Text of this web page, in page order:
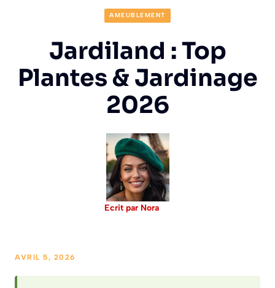
AMEUBLEMENT
Jardiland : Top
Plantes & Jardinage
2026
Ecrit par Nora
AVRIL 5, 2026